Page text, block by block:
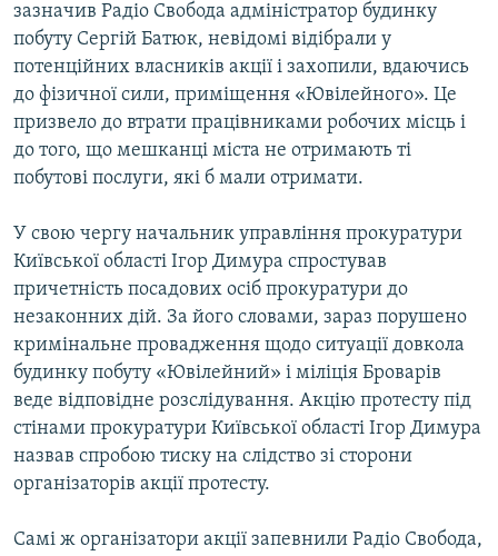
зазначив Радіо Свобода адміністратор будинку
побуту Сергій Батюк, невідомі відібрали у
потенційних власників акції і захопили, вдаючись
до фізичної сили, приміщення «Ювілейного». Це
призвело до втрати працівниками робочих місць і
до того, що мешканці міста не отримають ті
побутові послуги, які б мали отримати.
У свою чергу начальник управління прокуратури
Київської області Ігор Димура спростував
причетність посадових осіб прокуратури до
незаконних дій. За його словами, зараз порушено
кримінальне провадження щодо ситуації довкола
будинку побуту «Ювілейний» і міліція Броварів
веде відповідне розслідування. Акцію протесту під
стінами прокуратури Київської області Ігор Димура
назвав спробою тиску на слідство зі сторони
організаторів акції протесту.
Самі ж організатори акції запевнили Радіо Свобода,